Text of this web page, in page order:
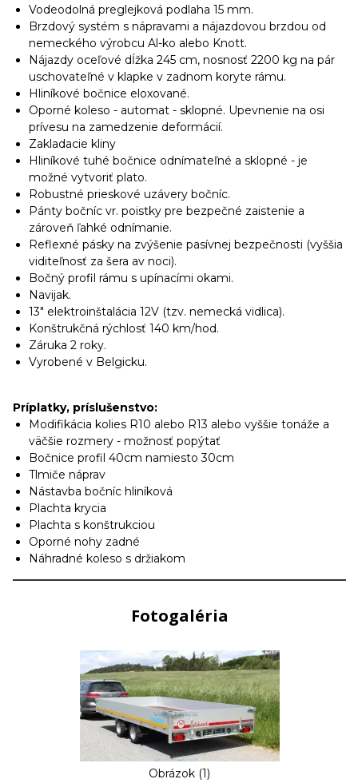
Vodeodolná preglejková podlaha 15 mm.
Brzdový systém s nápravami a nájazdovou brzdou od
nemeckého výrobcu Al-ko alebo Knott.
Nájazdy oceľové dĺžka 245 cm, nosnosť 2200 kg na pár
uschovateľné v klapke v zadnom koryte rámu.
Hliníkové bočnice eloxované.
Oporné koleso - automat - sklopné. Upevnenie na osi
prívesu na zamedzenie deformácií.
Zakladacie kliny
Hliníkové tuhé bočnice odnímateľné a sklopné - je
možné vytvoriť plato.
Robustné prieskové uzávery bočníc.
Pánty bočníc vr. poistky pre bezpečné zaistenie a
zároveň ľahké odnímanie.
Reflexné pásky na zvýšenie pasívnej bezpečnosti (vyššia
viditeľnosť za šera av noci).
Bočný profil rámu s upínacími okami.
Navijak.
13" elektroinštalácia 12V (tzv. nemecká vidlica).
Konštrukčná rýchlosť 140 km/hod.
Záruka 2 roky.
Vyrobené v Belgicku.
Príplatky, príslušenstvo:
Modifikácia kolies R10 alebo R13 alebo vyššie tonáže a
väčšie rozmery - možnosť popýtať
Bočnice profil 40cm namiesto 30cm
Tlmiče náprav
Nástavba bočníc hliníková
Plachta krycia
Plachta s konštrukciou
Oporné nohy zadné
Náhradné koleso s držiakom
Fotogaléria
Obrázok (1)